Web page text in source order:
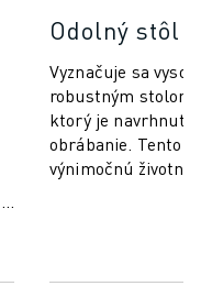
Odolný stôl
Vyznačuje sa
robustným stolom
ktorý je navrhnutý
obrábanie. Tento
výnimočnú